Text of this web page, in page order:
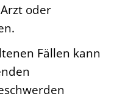
oder
Fällen kann